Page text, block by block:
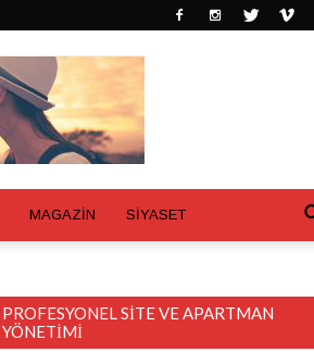
MAGAZİN SİYASET
PROFESYONEL SITE VE APARTMAN
YÖNETIMI